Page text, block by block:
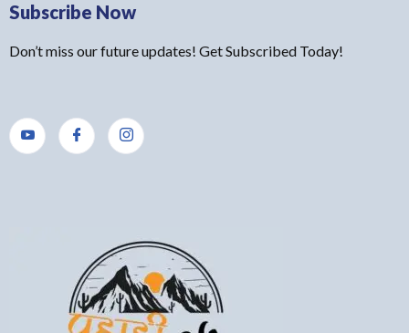
Subscribe Now
Don’t miss our future updates! Get Subscribed Today!